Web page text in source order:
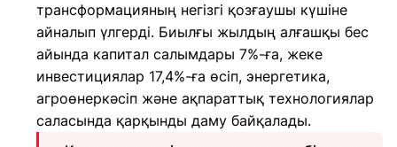
трансформацияның негізгі қозғаушы күшіне
айналып үлгерді. Биылғы жылдың алғашқы бес
айында капитал салымдары 7%-ға, жеке
инвестициялар 17,4%-ға өсіп, энергетика,
агроөнеркәсіп және ақпараттық технологиялар
саласында қарқынды даму байқалады.